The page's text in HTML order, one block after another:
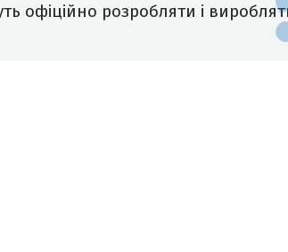
офіційно розробляти і